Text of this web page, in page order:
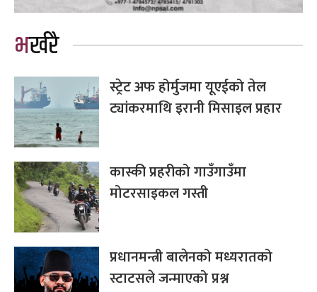
भर्खरै
स्ट्रेट अफ होर्मुजमा यूएईको तेल
ट्यांकरमाथि इरानी मिसाइल प्रहार
कास्की प्रहरीको गाउँगाउँमा
मोटरसाइकल गस्ती
प्रधानमन्त्री बालेनको मध्यरातको
स्टाटसले जन्माएको प्रश्न